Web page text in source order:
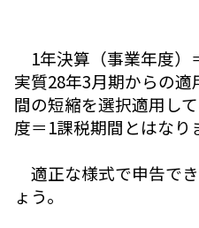
1年決算（事業年度）
実質28年3月期からの
間の短縮を選択適用し
度＝1課税期間とはなり
適正な様式で申告で
ょう。